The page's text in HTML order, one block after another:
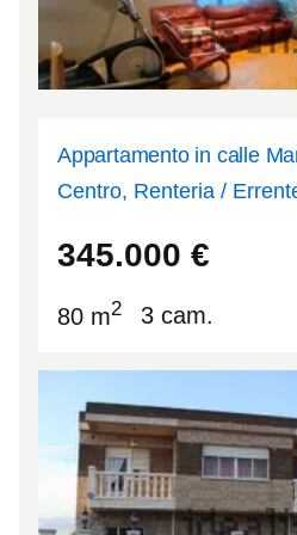
Appartamento in calle
Centro, Renteria /
345.000 €
80 m2 3 cam.